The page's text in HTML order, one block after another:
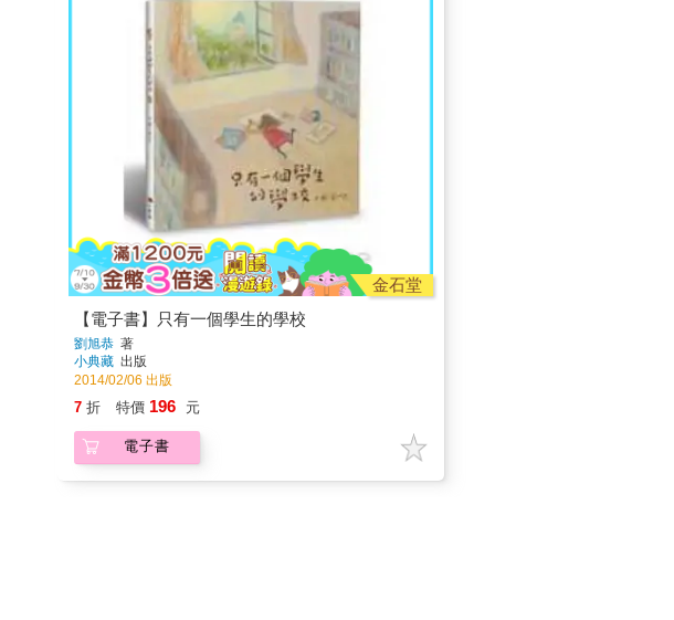
金石堂
【電子書】只有一個學生的學校
劉旭恭著
小典藏 出版
2014/02/06 出版
7 折 特價 196 元
電子書